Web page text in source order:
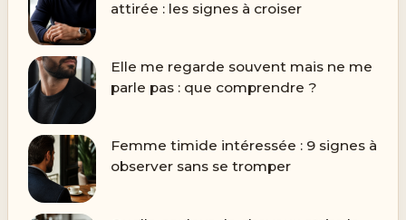
attirée : les signes à croiser
Elle me regarde souvent mais ne me
parle pas : que comprendre ?
Femme timide intéressée : 9 signes à
observer sans se tromper